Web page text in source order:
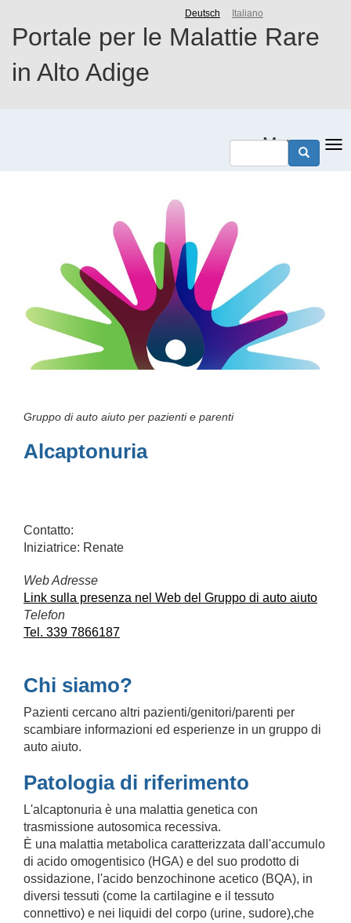
contenuto
principale
Deutsch Italiano
Portale per le Malattie Rare
in Alto Adige
Menu
Gruppo di auto aiuto per pazienti e parenti
Alcaptonuria
Contatto:
Iniziatrice: Renate
Web Adresse
Link sulla presenza nel Web del Gruppo di auto aiuto
Telefon
Tel. 339 7866187
Chi siamo?
Pazienti cercano altri pazienti/genitori/parenti per
scambiare informazioni ed esperienze in un gruppo di
auto aiuto.
Patologia di riferimento
L'alcaptonuria è una malattia genetica con
trasmissione autosomica recessiva.
È una malattia metabolica caratterizzata dall'accumulo
di acido omogentisico (HGA) e del suo prodotto di
ossidazione, l'acido benzochinone acetico (BQA), in
diversi tessuti (come la cartilagine e il tessuto
connettivo) e nei liquidi del corpo (urine, sudore),che